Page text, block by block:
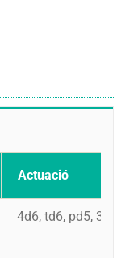
Actuació
4d6, td6, pd5, 3d6s